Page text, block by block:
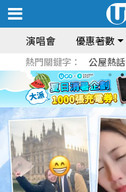
演唱會 優惠著數
熱門關鍵字： 公屋熱話